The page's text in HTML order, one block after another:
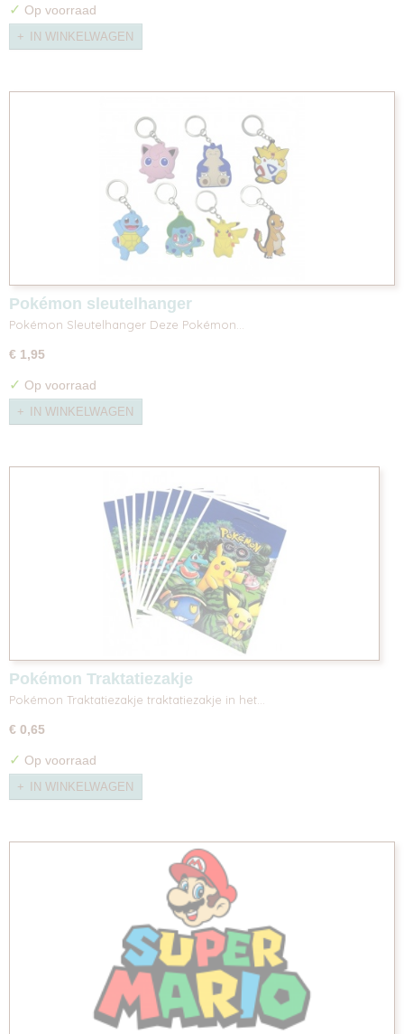
✓ Op voorraad
IN WINKELWAGEN
Pokémon sleutelhanger
Pokémon Sleutelhanger Deze Pokémon…
€ 1,95
✓ Op voorraad
IN WINKELWAGEN
Pokémon Traktatiezakje
Pokémon Traktatiezakje traktatiezakje in het…
€ 0,65
✓ Op voorraad
IN WINKELWAGEN